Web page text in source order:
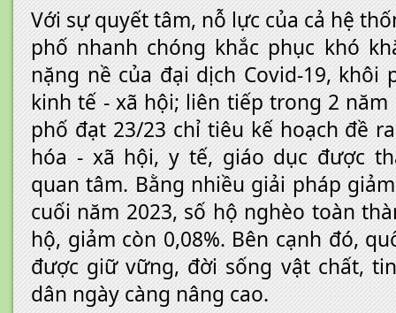
Với sự quyết tâm, nỗ lực của cả hệ
phố nhanh chóng khắc phục khó
nặng nề của đại dịch Covid-19, khôi
kinh tế - xã hội; liên tiếp trong 2 năm
phố đạt 23/23 chỉ tiêu kế hoạch đề
hóa - xã hội, y tế, giáo dục được
quan tâm. Bằng nhiều giải pháp
cuối năm 2023, số hộ nghèo toàn
hộ, giảm còn 0,08%. Bên cạnh đó,
được giữ vững, đời sống vật chất,
dân ngày càng nâng cao.